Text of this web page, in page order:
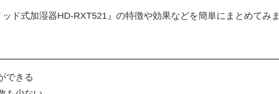
ド式加湿器HD-RXT521』の特徴や効果などを簡単にまとめてみま
できる